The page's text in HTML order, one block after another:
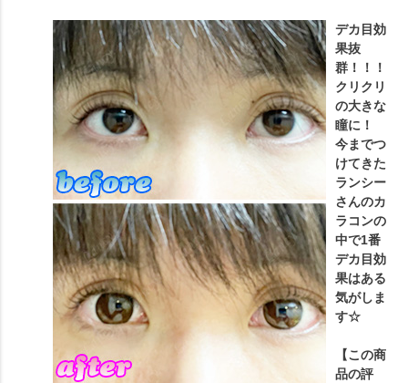
デカ目効
果抜
群！！！
クリクリ
の大きな
瞳に！
今までつ
けてきた
ランシー
さんのカ
ラコンの
中で1番
デカ目効
果はある
気がしま
す☆
【この商
品の評